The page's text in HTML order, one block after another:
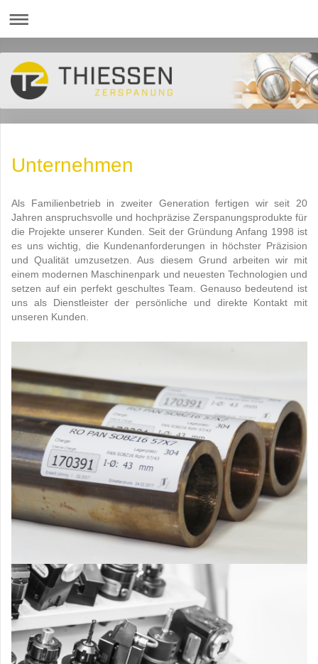
Unternehmen
Als Familienbetrieb in zweiter Generation fertigen wir seit 20
Jahren anspruchsvolle und hochpräzise Zerspanungsprodukte für
die Projekte unserer Kunden. Seit der Gründung Anfang 1998 ist
es uns wichtig, die Kundenanforderungen in höchster Präzision
und Qualität umzusetzen. Aus diesem Grund arbeiten wir mit
einem modernen Maschinenpark und neuesten Technologien und
setzen auf ein perfekt geschultes Team. Genauso bedeutend ist
uns als Dienstleister der persönliche und direkte Kontakt mit
unseren Kunden.